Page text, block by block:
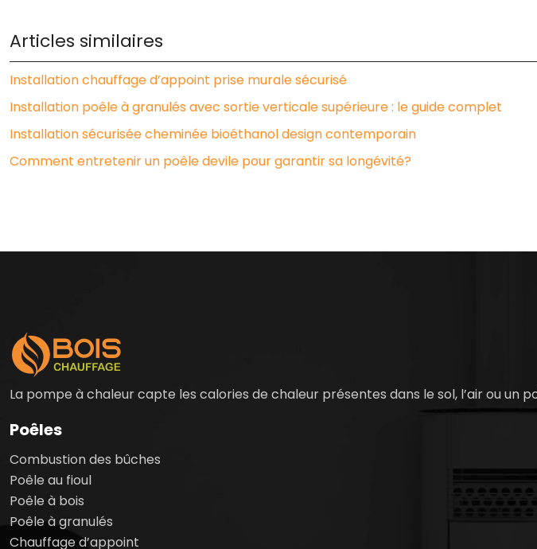
Articles similaires
Installation chauffage d’appoint prise murale sécurisé
Installation poêle à granulés avec sortie verticale supérieure : le guide complet
Installation sécurisée cheminée bioéthanol design contemporain
Comment entretenir un poêle devile pour garantir sa longévité?
La pompe à chaleur capte les calories de chaleur présentes dans le sol, l’air ou un
Poêles
Combustion des bûches
Poêle au fioul
Poêle à bois
Poêle à granulés
Chauffage d’appoint